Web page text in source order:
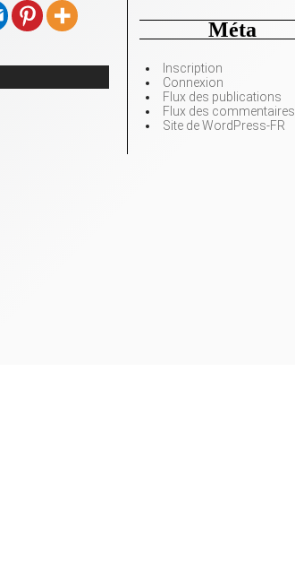
Méta
Inscription
Connexion
Flux des publications
Flux des commentaires
Site de WordPress-FR